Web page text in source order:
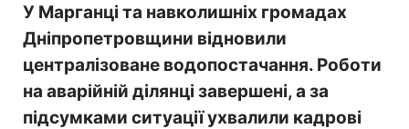
У Марганці та навколишніх громадах
Дніпропетровщини відновили
централізоване водопостачання. Роботи
на аварійній ділянці завершені, а за
підсумками ситуації ухвалили кадрові